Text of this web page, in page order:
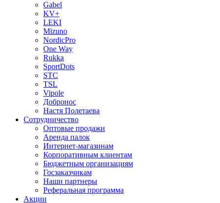
Gabel
KV+
LEKI
Mizuno
NordicPro
One Way
Rukka
SportDots
STC
TSL
Vipole
Добронос
Настя Полетаева
Сотрудничество
Оптовые продажи
Аренда палок
Интернет-магазинам
Корпоративным клиентам
Бюджетным организациям
Госзаказчикам
Наши партнеры
Реферальная программа
Акции